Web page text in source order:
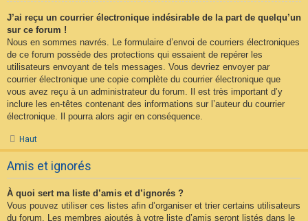
J’ai reçu un courrier électronique indésirable de la part de quelqu’un
sur ce forum !
Nous en sommes navrés. Le formulaire d’envoi de courriers électroniques
de ce forum possède des protections qui essaient de repérer les
utilisateurs envoyant de tels messages. Vous devriez envoyer par
courrier électronique une copie complète du courrier électronique que
vous avez reçu à un administrateur du forum. Il est très important d’y
inclure les en-têtes contenant des informations sur l’auteur du courrier
électronique. Il pourra alors agir en conséquence.
Haut
Amis et ignorés
À quoi sert ma liste d’amis et d’ignorés ?
Vous pouvez utiliser ces listes afin d’organiser et trier certains utilisateurs
du forum. Les membres ajoutés à votre liste d’amis seront listés dans le